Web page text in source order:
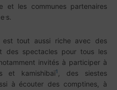
et les communes partenaires
e.s.
est tout aussi riche avec des
des spectacles pour tous les
invités à participer à
et kamishibaï1
, des siestes
à écouter des comptines, à